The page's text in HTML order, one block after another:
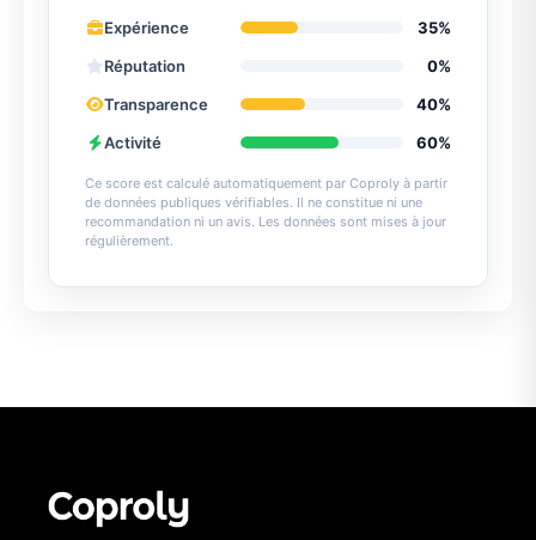
Expérience
35%
Réputation
0%
Transparence
40%
Activité
60%
Ce score est calculé automatiquement par Coproly à partir
de données publiques vérifiables. Il ne constitue ni une
recommandation ni un avis. Les données sont mises à jour
régulièrement.